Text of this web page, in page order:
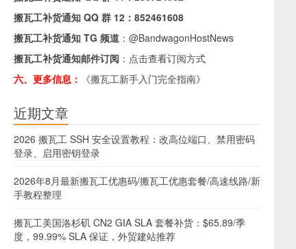
搬瓦工补货通知 QQ 群 12： 852461608
搬瓦工补货通知 TG 频道 ： @BandwagonHostNews
搬瓦工补货通知邮件订阅 ： 点击查看订阅方式
六、更多信息：
《搬瓦工新手入门完全指南》
近期文章
2026 搬瓦工 SSH 安全设置教程：改高位端口、禁用密码
登录、启用密钥登录
2026年8月最新搬瓦工优惠码/搬瓦工优惠套餐/高速线路/新
手教程整理
搬瓦工美国洛杉矶 CN2 GIA SLA 套餐补货：$65.89/季
度，99.99% SLA 保证，外贸建站推荐